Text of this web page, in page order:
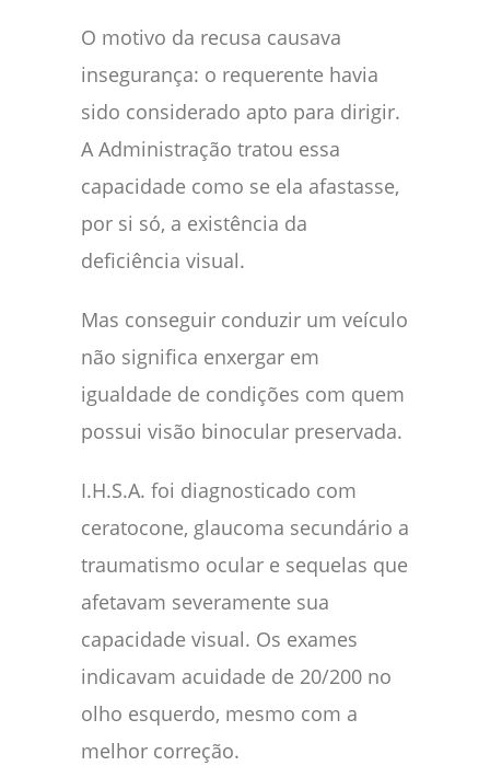
O motivo da recusa causava
insegurança: o requerente havia
sido considerado apto para dirigir.
A Administração tratou essa
capacidade como se ela afastasse,
por si só, a existência da
deficiência visual.
Mas conseguir conduzir um veículo
não significa enxergar em
igualdade de condições com quem
possui visão binocular preservada.
I.H.S.A. foi diagnosticado com
ceratocone, glaucoma secundário a
traumatismo ocular e sequelas que
afetavam severamente sua
capacidade visual. Os exames
indicavam acuidade de 20/200 no
olho esquerdo, mesmo com a
melhor correção.